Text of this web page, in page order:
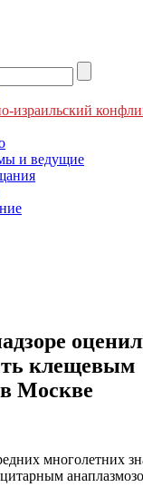
израильский
и ведущие
клещевым
Москве
многолетних